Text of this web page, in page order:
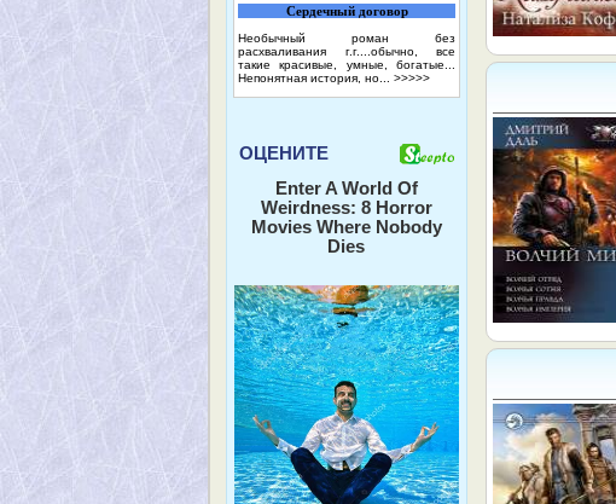
Сердечный договор
Необычный роман без
расхваливания г.г....обычно, все
такие красивые, умные, богатые...
Непонятная история, но... >>>>>
ОЦЕНИТЕ
Enter A World Of
Weirdness: 8 Horror
Movies Where Nobody
Dies